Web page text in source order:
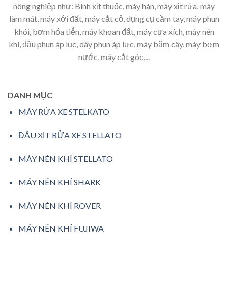
nông nghiệp như: Bình xịt thuốc, máy hàn, máy xịt rửa, máy
làm mát, máy xới đất, máy cắt cỏ, dụng cụ cầm tay, máy phun
khói, bơm hỏa tiễn, máy khoan đất, máy cưa xích, máy nén
khí, đầu phun áp lục, dây phun áp lực, máy băm cây, máy bơm
nước, máy cắt góc,...
DANH MỤC
MÁY RỬA XE STELKATO
ĐẦU XỊT RỬA XE STELLATO
MÁY NÉN KHÍ STELLATO
MÁY NÉN KHÍ SHARK
MÁY NÉN KHÍ ROVER
MÁY NÉN KHÍ FUJIWA